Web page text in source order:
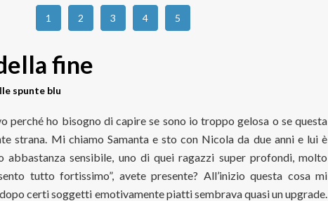
1 2 3 4 5
fine
spunte blu
perché ho bisogno di capire se sono io troppo gelosa o se questa
strana. Mi chiamo Samanta e sto con Nicola da due anni e lui è
abbastanza sensibile, uno di quei ragazzi super profondi, molto
tutto fortissimo”, avete presente? All’inizio questa cosa mi
certi soggetti emotivamente piatti sembrava quasi un upgrade.